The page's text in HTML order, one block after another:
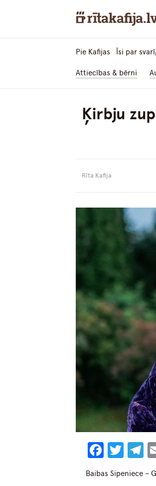
Pie Kafijas Īsi par
Attiecības & bērni
Ķirbju
Rīta Kafija
Baibas Sipeniece –